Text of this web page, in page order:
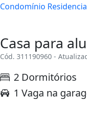
Condomínio
Casa para
Cód. 311190960 -
2 Dormitórios
1 Vaga na